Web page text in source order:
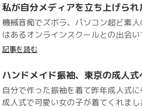
私が自分メディアを立ち上げられ
機械音痴でズボラ、パソコン超ど素
はあるオンラインスクールとの出会い
記事を読む
ハンドメイド振袖、東京の成人式
自分で作った振袖を着て昨年成人式
成人式で可愛い女の子が着てくれまし